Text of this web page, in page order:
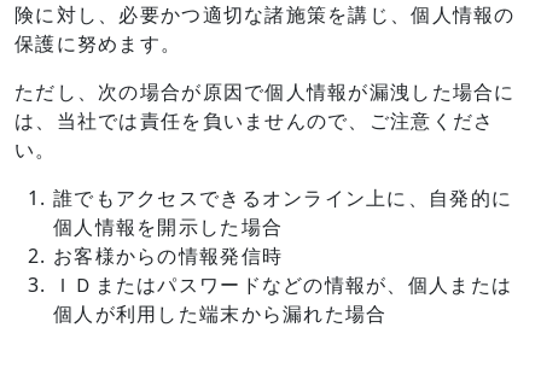
険に対し、必要かつ適切な諸施策を講じ、個人情報の
保護に努めます。
ただし、次の場合が原因で個人情報が漏洩した場合に
は、当社では責任を負いませんので、ご注意くださ
い。
誰でもアクセスできるオンライン上に、自発的に
個人情報を開示した場合
お客様からの情報発信時
ＩＤまたはパスワードなどの情報が、個人または
個人が利用した端末から漏れた場合